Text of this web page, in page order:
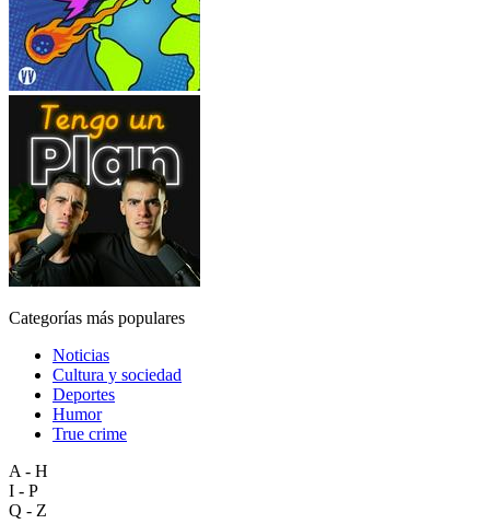
Categorías más populares
Noticias
Cultura y sociedad
Deportes
Humor
True crime
A - H
I - P
Q - Z